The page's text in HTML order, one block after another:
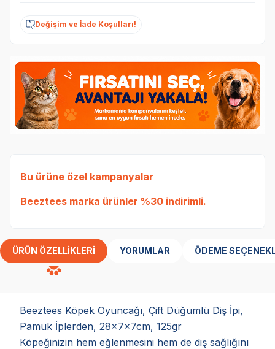
Değişim ve İade Koşulları!
Bu ürüne özel kampanyalar
Beeztees marka ürünler %30 indirimli.
ÜRÜN ÖZELLIKLERI YORUMLAR ÖDEME
Beeztees Köpek Oyuncağı, Çift Düğümlü Diş İpi,
Pamuk İplerden, 28x7x7cm, 125gr
Köpeğinizin hem eğlenmesini hem de diş sağlığını